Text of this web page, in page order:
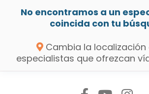
No encontramos a un
coincida con tu
Cambia la localización
especialistas que ofrezcan